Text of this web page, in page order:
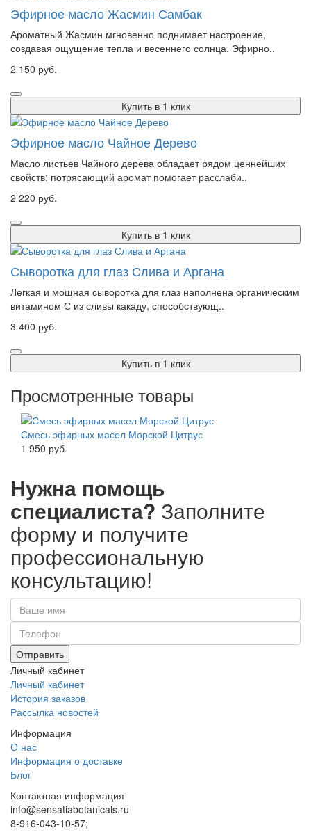
Эфирное масло Жасмин Самбак
Ароматный Жасмин мгновенно поднимает настроение,
создавая ощущение тепла и весеннего солнца. Эфирно..
2 150 руб.
Купить в 1 клик
Эфирное масло Чайное Дерево
Масло листьев Чайного дерева обладает рядом ценнейших
свойств: потрясающий аромат помогает расслаби..
2 220 руб.
Купить в 1 клик
Сыворотка для глаз Слива и Аргана
Легкая и мощная сыворотка для глаз наполнена органическим
витамином С из сливы какаду, способствующ..
3 400 руб.
Купить в 1 клик
Просмотренные товары
Смесь эфирных масел Морской Цитрус
1 950 руб.
Нужна помощь
специалиста? Заполните
форму и получите
профессиональную
консультацию!
Отправить
Личный кабинет
Личный кабинет
История заказов
Рассылка новостей
Информация
О нас
Информация о доставке
Блог
Контактная информация
info@sensatiabotanicals.ru
8-916-043-10-57;